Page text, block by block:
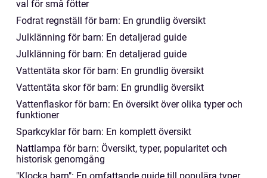
val för små fötter
Fodrat regnställ för barn: En grundlig översikt
Julklänning för barn: En detaljerad guide
Julklänning för barn: En detaljerad guide
Vattentäta skor för barn: En grundlig översikt
Vattentäta skor för barn: En grundlig översikt
Vattenflaskor för barn: En översikt över olika typer och
funktioner
Sparkcyklar för barn: En komplett översikt
Nattlampa för barn: Översikt, typer, popularitet och
historisk genomgång